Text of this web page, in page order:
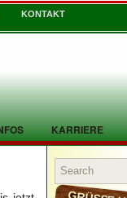
KONTAKT
KARRIERE